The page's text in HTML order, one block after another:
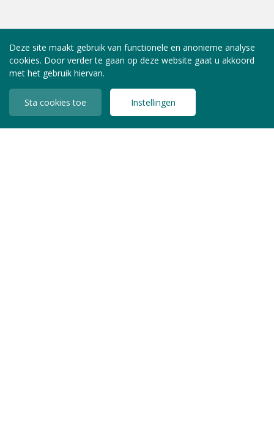
Deze site maakt gebruik van functionele en anonieme analyse
cookies. Door verder te gaan op deze website gaat u akkoord
met het gebruik hiervan.
Sta cookies toe Instellingen